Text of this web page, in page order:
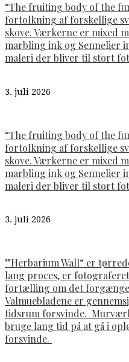
“The fruiting body of the
fortolkning af forskellige
skove. Værkerne er mixed
marbling ink og Sennelier
maleri der bliver til stort
3. juli 2026
“The fruiting body of the
fortolkning af forskellige
skove. Værkerne er mixed
marbling ink og Sennelier
maleri der bliver til stort
3. juli 2026
”Herbarium Wall“ er
lang proces, er
fortælling om det
Valmuebladene er
tidsrum forsvinde.
bruge lang tid på at gå i
forsvinde.